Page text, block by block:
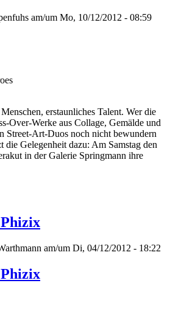
am/um Mo, 10/12/2012 - 08:59
erstaunliches Talent. Wer die
Over-Werke aus Collage, Gemälde und
Street-Art-Duos noch nicht bewundern
die Gelegenheit dazu: Am Samstag den
in der Galerie Springmann ihre
am/um Di, 04/12/2012 - 18:22